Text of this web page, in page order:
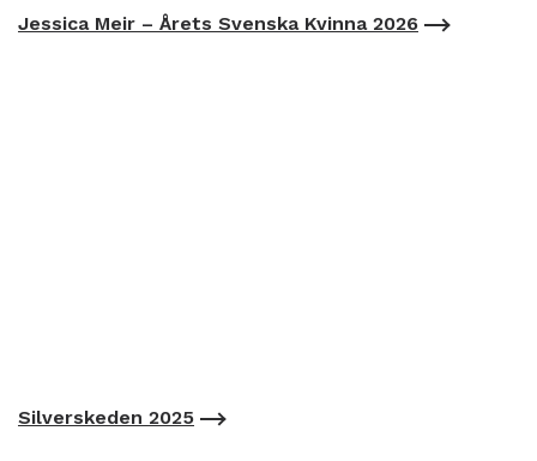
Jessica Meir – Årets Svenska Kvinna 2026
Silverskeden 2025